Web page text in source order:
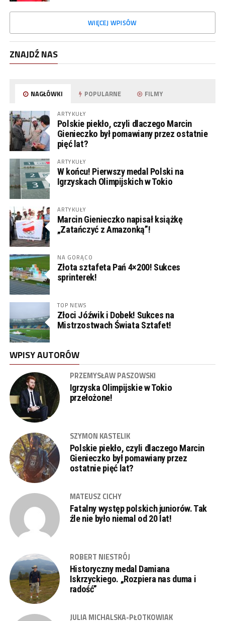
WIĘCEJ WPISÓW
ZNAJDŹ NAS
NAGŁÓWKI POPULARNE FILMY
ARTYKUŁY
Polskie piekło, czyli dlaczego Marcin
Gienieczko był pomawiany przez ostatnie
pięć lat?
ARTYKUŁY
W końcu! Pierwszy medal Polski na
Igrzyskach Olimpijskich w Tokio
ARTYKUŁY
Marcin Gienieczko napisał książkę
„Zatańczyć z Amazonką”!
NA GORĄCO
Złota sztafeta Pań 4×200! Sukces
sprinterek!
TOP NEWS
Złoci Jóźwik i Dobek! Sukces na
Mistrzostwach Świata Sztafet!
WPISY AUTORÓW
PRZEMYSŁAW PASZOWSKI
Igrzyska Olimpijskie w Tokio
przełożone!
SZYMON KASTELIK
Polskie piekło, czyli dlaczego Marcin
Gienieczko był pomawiany przez
ostatnie pięć lat?
MATEUSZ CICHY
Fatalny występ polskich juniorów. Tak
źle nie było niemal od 20 lat!
ROBERT NIESTRÓJ
Historyczny medal Damiana
Iskrzyckiego. „Rozpiera nas duma i
radość”
JULIA MICHALSKA-PŁOTKOWIAK